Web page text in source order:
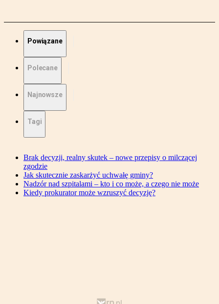
Powiązane
Polecane
Najnowsze
Tagi
Brak decyzji, realny skutek – nowe przepisy o milczącej
zgodzie
Jak skutecznie zaskarżyć uchwałę gminy?
Nadzór nad szpitalami – kto i co może, a czego nie może
Kiedy prokurator może wzruszyć decyzję?